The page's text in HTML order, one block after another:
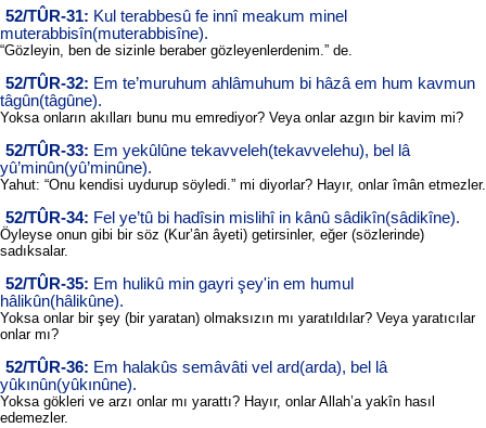
52/TÛR-31: Kul terabbesû fe innî meakum minel
muterabbisîn(muterabbisîne).
“Gözleyin, ben de sizinle beraber gözleyenlerdenim.” de.
52/TÛR-32: Em te’muruhum ahlâmuhum bi hâzâ em hum kavmun
tâgûn(tâgûne).
Yoksa onların akılları bunu mu emrediyor? Veya onlar azgın bir kavim mi?
52/TÛR-33: Em yekûlûne tekavveleh(tekavvelehu), bel lâ
yû’minûn(yû’minûne).
Yahut: “Onu kendisi uydurup söyledi.” mi diyorlar? Hayır, onlar îmân etmezler.
52/TÛR-34: Fel ye’tû bi hadîsin mislihî in kânû sâdikîn(sâdikîne).
Öyleyse onun gibi bir söz (Kur’ân âyeti) getirsinler, eğer (sözlerinde)
sadıksalar.
52/TÛR-35: Em hulikû min gayri şey'in em humul
hâlikûn(hâlikûne).
Yoksa onlar bir şey (bir yaratan) olmaksızın mı yaratıldılar? Veya yaratıcılar
onlar mı?
52/TÛR-36: Em halakûs semâvâti vel ard(arda), bel lâ
yûkınûn(yûkınûne).
Yoksa gökleri ve arzı onlar mı yarattı? Hayır, onlar Allah’a yakîn hasıl
edemezler.